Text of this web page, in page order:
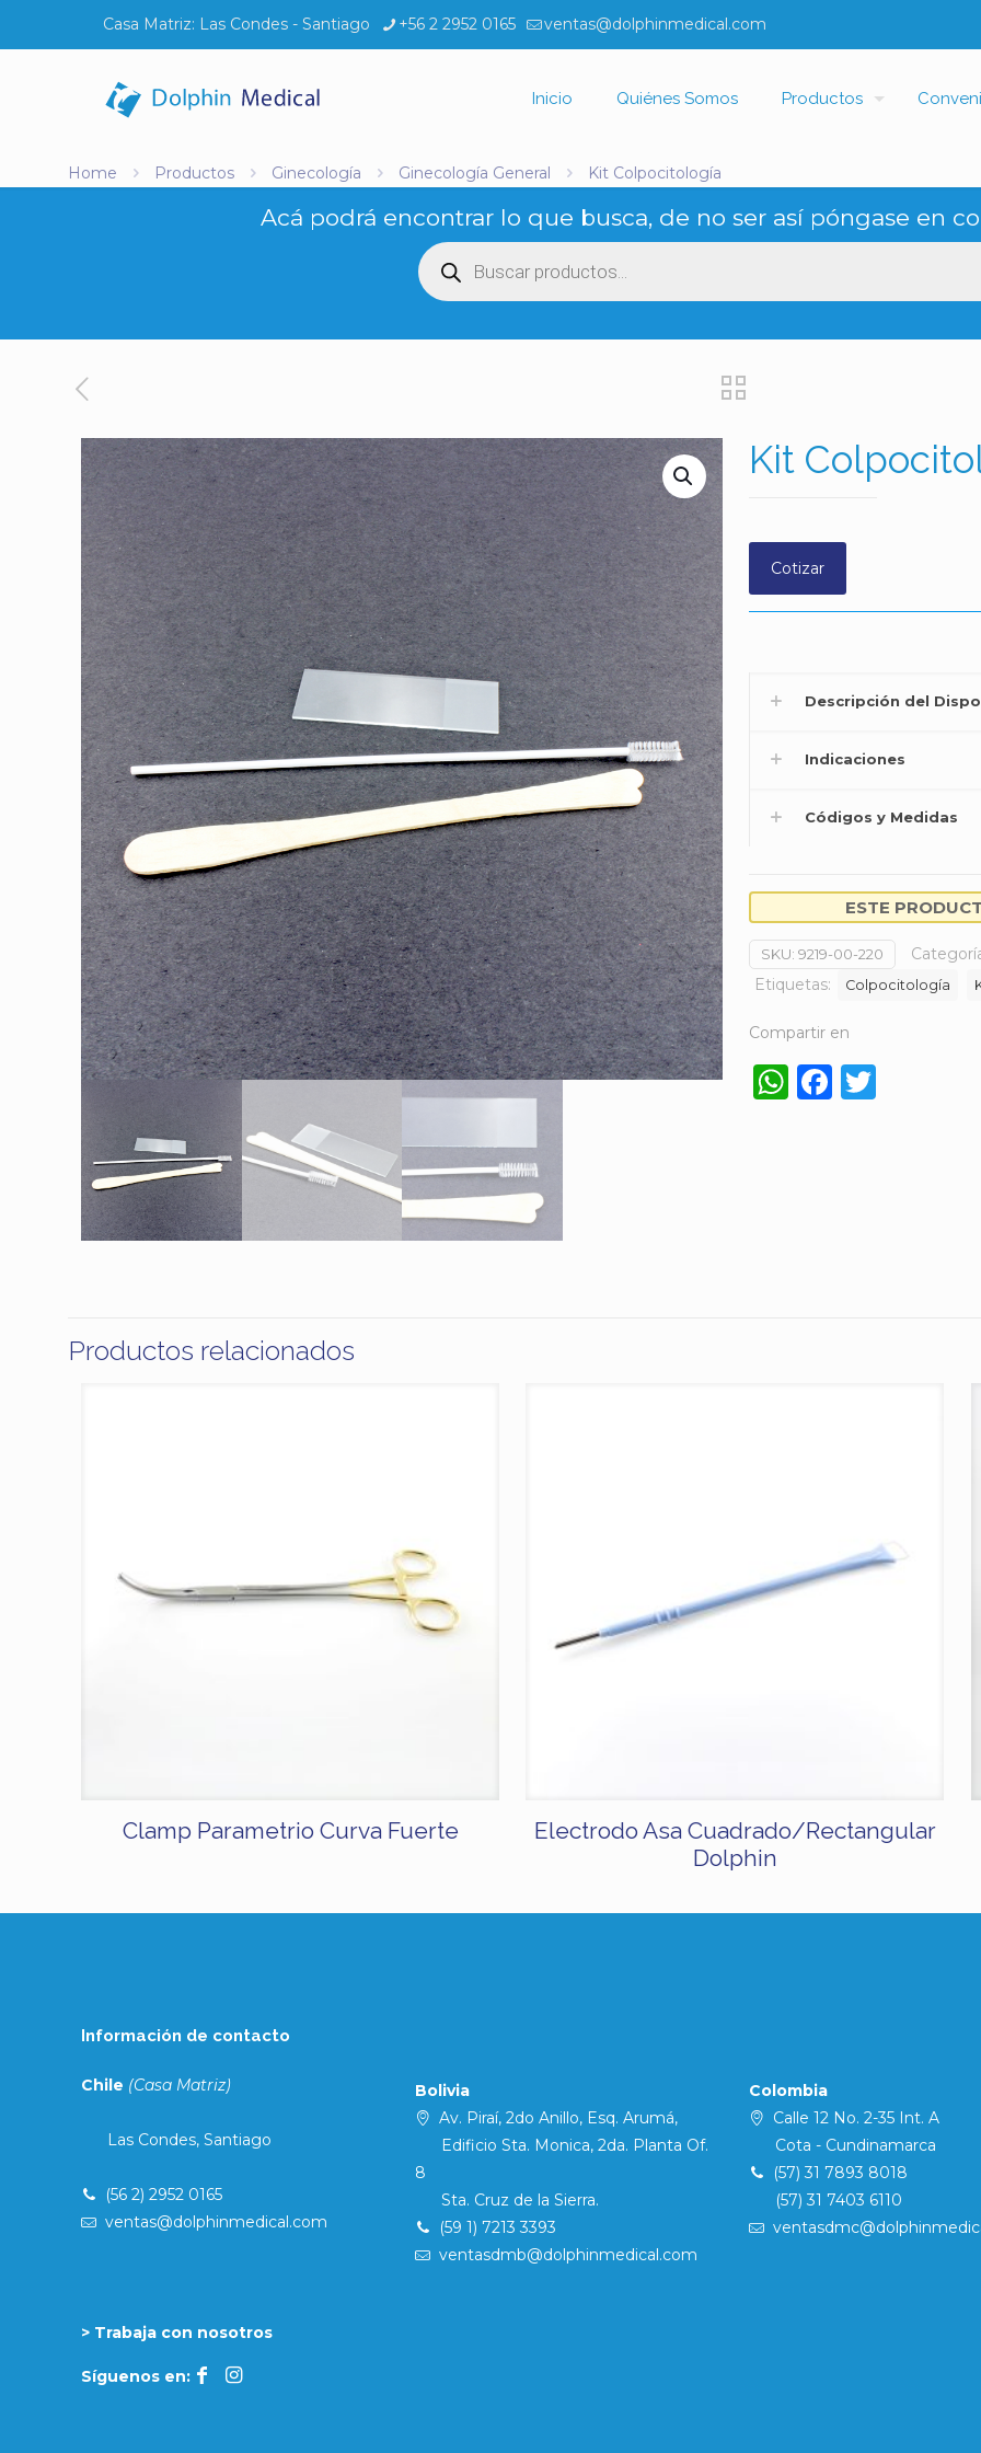
Casa Matriz: Las Condes - Santiago +56 2 2952 0165 ventas@dolphinmedical.com
Inicio Quiénes Somos Productos
Home Productos Ginecología Ginecología General Kit Colpocitología
Acá podrá encontrar lo que busca, de no ser así póngase en
Búsqueda
de
productos
Kit
Cotizar
Descripción del
Indicaciones
Códigos y Medidas
ESTE
SKU: 9219-00-220
Etiquetas:
Colpocitología
Compartir en
WhatsApp
Facebook
Productos relacionados
Clamp Parametrio Curva Fuerte
Electrodo Asa Cuadrado/Rectangular
Dolphin
Información de contacto
Chile (Casa Matriz)
Las Condes, Santiago
(56 2) 2952 0165
ventas@dolphinmedical.com
> Trabaja con nosotros
Síguenos en:
Bolivia
Av. Piraí, 2do Anillo, Esq. Arumá,
Edificio Sta. Monica, 2da. Planta Of.
8
Sta. Cruz de la Sierra.
(59 1) 7213 3393
ventasdmb@dolphinmedical.com
Colombia
Calle 12 No. 2-35 Int. A
Cota - Cundinamarca
(57) 31 7893 8018
(57) 31 7403 6110